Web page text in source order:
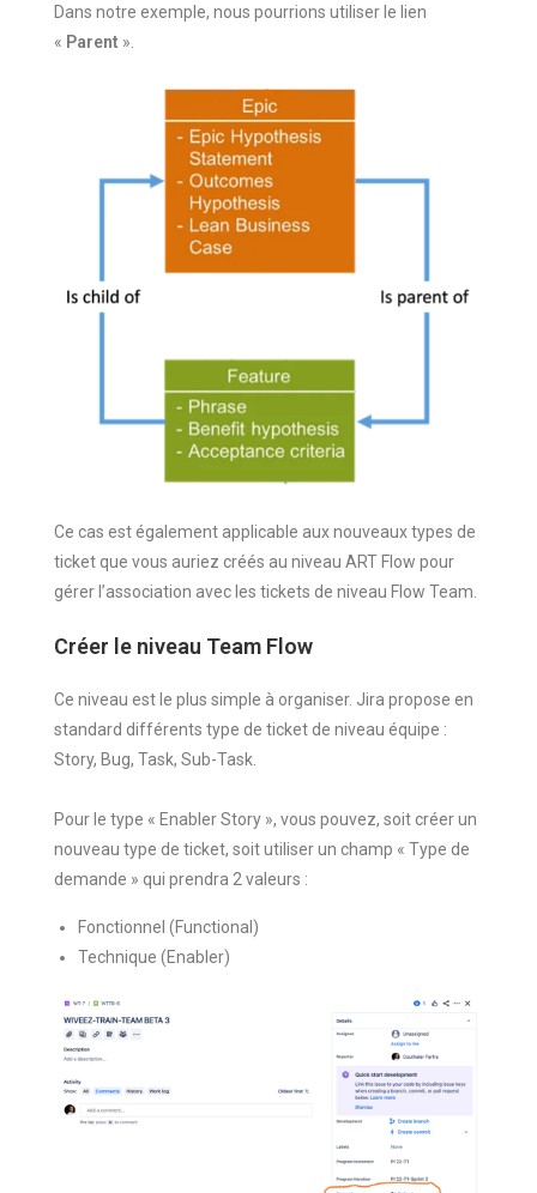
Dans notre exemple, nous pourrions utiliser le lien
« Parent ».
Ce cas est également applicable aux nouveaux types de
ticket que vous auriez créés au niveau ART Flow pour
gérer l’association avec les tickets de niveau Flow Team.
Créer le niveau Team Flow
Ce niveau est le plus simple à organiser. Jira propose en
standard différents type de ticket de niveau équipe :
Story, Bug, Task, Sub-Task.
Pour le type « Enabler Story », vous pouvez, soit créer un
nouveau type de ticket, soit utiliser un champ « Type de
demande » qui prendra 2 valeurs :
Fonctionnel (Functional)
Technique (Enabler)